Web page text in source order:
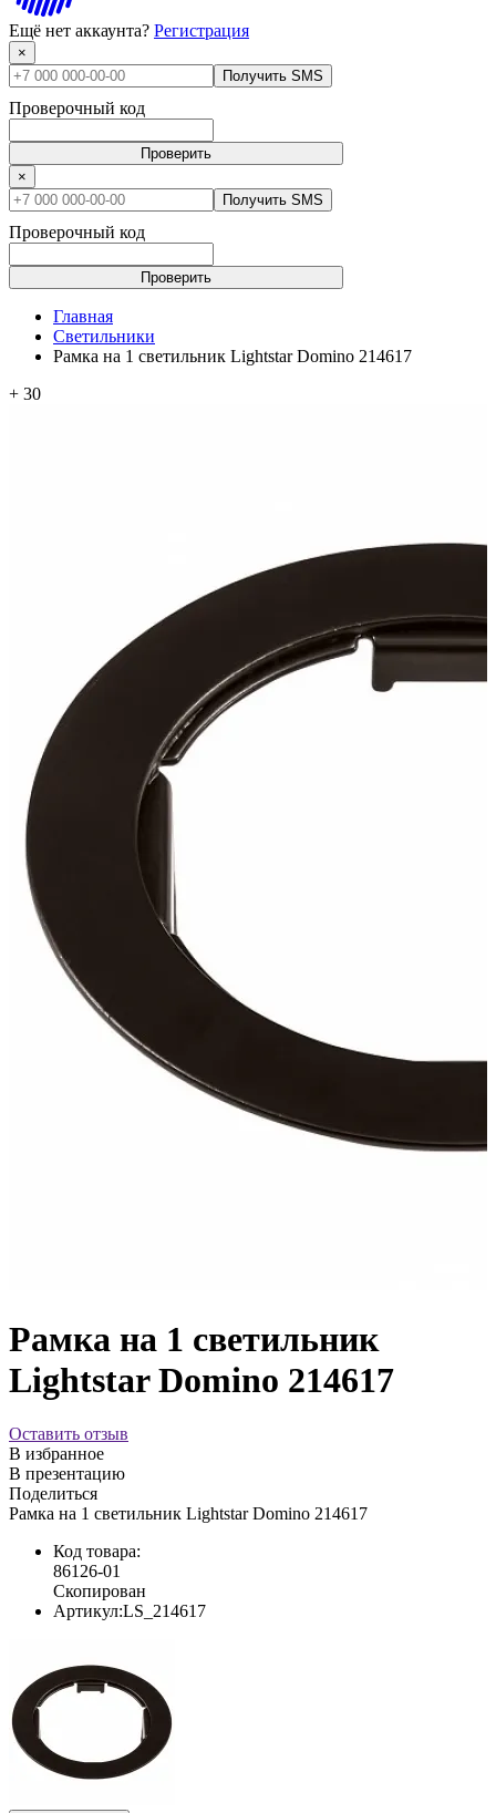
Ещё нет аккаунта? Регистрация
×
Получить SMS
Проверочный код
Проверить
×
Получить SMS
Проверочный код
Проверить
Главная
Светильники
Рамка на 1 светильник Lightstar Domino 214617
+ 30
Рамка на 1 светильник
Lightstar Domino 214617
Оставить отзыв
В избранное
В презентацию
Поделиться
Рамка на 1 светильник Lightstar Domino 214617
Код товара:
86126-01
Скопирован
Артикул:LS_214617